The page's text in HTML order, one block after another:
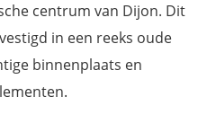
centrum van Dijon. Dit
in een reeks oude
binnenplaats en